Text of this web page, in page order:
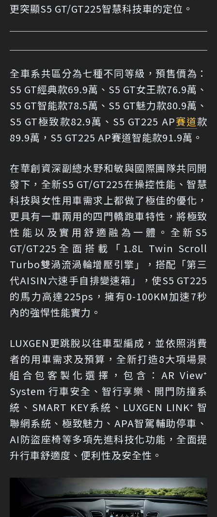
更突顯S5 GT/GT225智慧科技車的定位。
全車系共區分為七種不同等級，預售價為：
S5 GT經典款69.9萬、S5 GT女王款76.9萬、
S5 GT智能款78.5萬、S5 GT魅力款80.9萬、
S5 GT極致款82.9萬、S5 GT225 AP賽道款
89.9萬，S5 GT225 AP賽道智能款91.9萬。
在華創資深副總水野和敏與國際團隊共同開
發下，全新S5 GT/GT225在操控性能、智慧
科技與女性用車需求上都做了極佳的優化，
更具有一車兩用的四門轎跑車特性，將極致
性能以及實用舒適融為一體。全新S5
GT/GT225全面搭載「1.8L Twin Scroll
Turbo雙渦流渦輪增壓引擎」，搭配「第三
代AISIN六速手自排變速箱」，使S5 GT225
的馬力高達225ps，擁有0-100KM加速7秒
內的強悍性能實力。
LUXGEN更跳脫以往車型編成，並依照消費
者的用車需求及預算，全新打造8大項場景
組合包客製化選擇，包含：AR View⁺
System 行車安全、智行享樂、開門防撞系
統、SMART KEY系統、LUXGEN LINK⁺ 智
聯網系統、極致魅力、APA智駕輔助停車、
AI防盜座椅等多項先進科技化功能，全面提
升行車舒適度、便利性及安全性。